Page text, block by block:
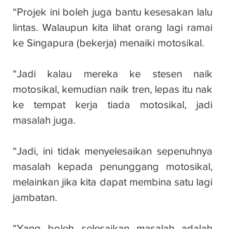
“Projek ini boleh juga bantu kesesakan lalu
lintas. Walaupun kita lihat orang lagi ramai
ke Singapura (bekerja) menaiki motosikal.
“Jadi kalau mereka ke stesen naik
motosikal, kemudian naik tren, lepas itu nak
ke tempat kerja tiada motosikal, jadi
masalah juga.
“Jadi, ini tidak menyelesaikan sepenuhnya
masalah kepada penunggang motosikal,
melainkan jika kita dapat membina satu lagi
jambatan.